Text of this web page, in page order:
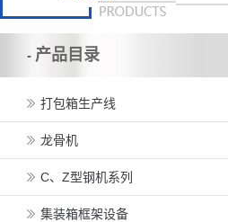
- 产品目录
打包箱生产线
龙骨机
C、Z型钢机系列
集装箱框架设备